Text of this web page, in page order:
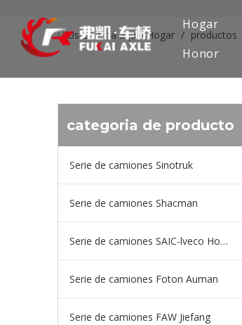
Hogar
Honor
Usted está aquí: Hogar / productos
categoria de producto
Serie de camiones Sinotruk
Serie de camiones Shacman
Serie de camiones SAIC-lveco Hongyan
Serie de camiones Foton Auman
Serie de camiones FAW Jiefang